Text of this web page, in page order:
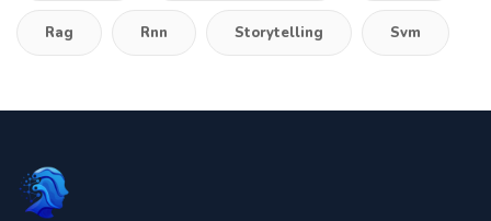
Rag Rnn Storytelling Svm